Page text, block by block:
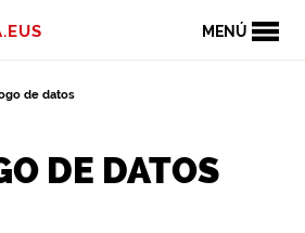
MENÚ
de datos
DE DATOS